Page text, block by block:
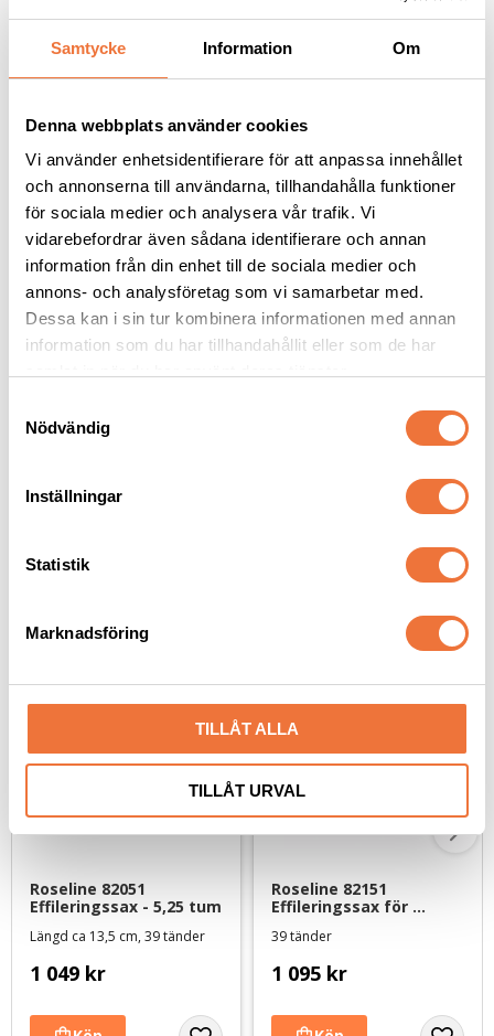
Samtycke Information Om
Denna webbplats använder cookies
Vi använder enhetsidentifierare för att anpassa innehållet
och annonserna till användarna, tillhandahålla funktioner
för sociala medier och analysera vår trafik. Vi
vidarebefordrar även sådana identifierare och annan
information från din enhet till de sociala medier och
annons- och analysföretag som vi samarbetar med.
Dessa kan i sin tur kombinera informationen med annan
information som du har tillhandahållit eller som de har
Nödvändig
Inställningar
Statistik
Marknadsföring
TILLÅT ALLA
TILLÅT URVAL
Andra köpte även
Karda med både långa och korta stift
Roseline 82051
Effileringssax - 5,25 tum
Längd ca 13,5 cm, 39 tänder
1 049 kr
Roseline 82151
Effileringssax för
39 tänder
1 095 kr